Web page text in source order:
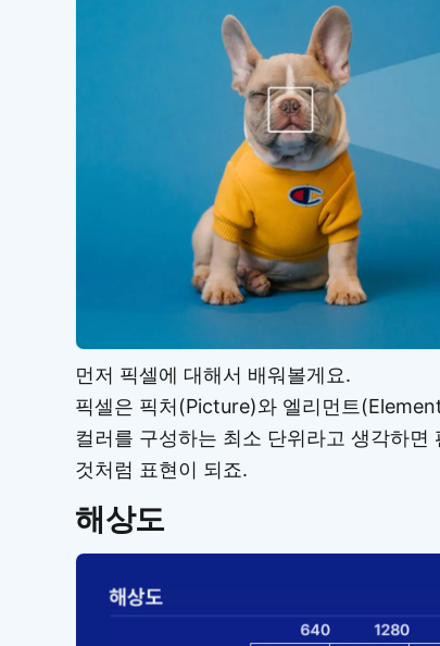
먼저 픽셀에 대해서 배워볼게요.
픽셀은 픽처(Picture)와 엘리먼트
컬러를 구성하는 최소 단위라고 생각하
것처럼 표현이 되죠.
해상도